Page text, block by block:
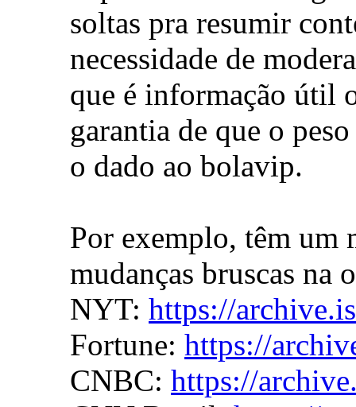
soltas pra resumir
necessidade de
que é informação útil
garantia de que o
o dado ao bolavip.
Por exemplo, têm um
mudanças bruscas
NYT: https://
Fortune: https://
CNBC: https://